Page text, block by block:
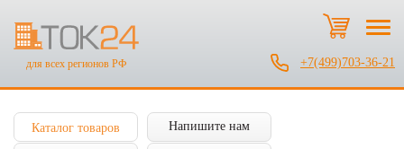
для всех регионов РФ +7(499)703-36-21
Каталог товаров Напишите нам